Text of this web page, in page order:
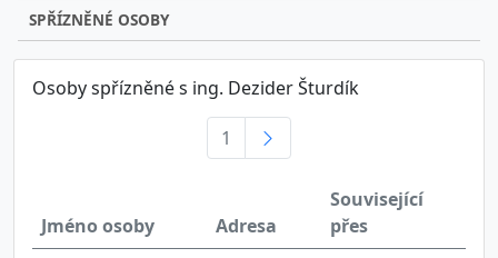
SPŘÍZNĚNÉ OSOBY
Osoby spřízněné s ing. Dezider Šturdík
1
Jméno osoby Adresa
Související
přes